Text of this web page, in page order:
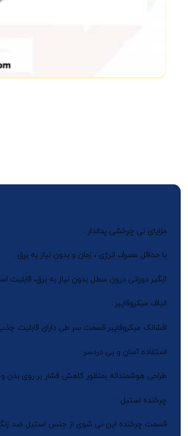
مزایای تی چرخشی پدالدار :
با حداقل مصرف انرژی ، زمان و بدون نیاز به برق :
آبگیر دورانی درون سطل بدون نیاز به برق،
الیاف میکروفایبر :
افشانک میکروفایبر قسمت سر طی دارای قابلیت
استفاده آسان و بی دردسر :
طراحی هوشمندانه بمنظور کاهش فشار بر روی
چرخنده استیل :
قسمت چرخنده این تی شوی از جنس استیل ضد